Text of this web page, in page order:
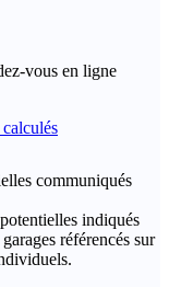
vous en ligne
communiqués
indiqués
référencés sur